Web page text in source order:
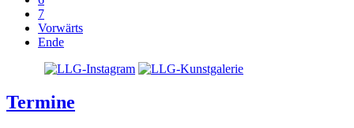
7
Vorwärts
Ende
Termine